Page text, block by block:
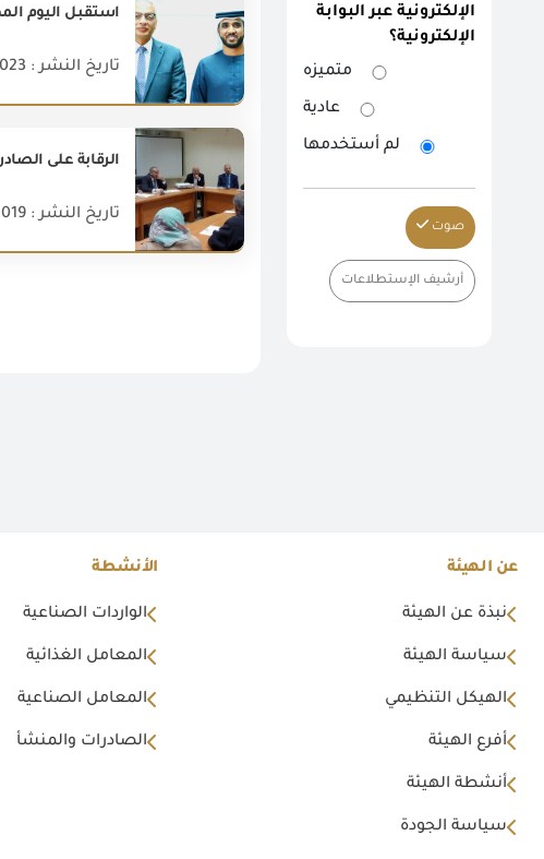
الإلكترونية عبر البوابة
الإلكترونية؟
متميزه
عادية
لم أستخدمها
صوت
أرشيف الإستطلاعات
تاريخ النشر : 2023-02-27
الرقابة على
تاريخ النشر : 2019-04-02
عن الهيئة
نبذة عن الهيئة
سياسة الهيئة
الهيكل التنظيمي
أفرع الهيئة
أنشطة الهيئة
سياسة الجودة
الأنشطة
الواردات الصناعية
المعامل الغذائية
المعامل الصناعية
الصادرات والمنشأ